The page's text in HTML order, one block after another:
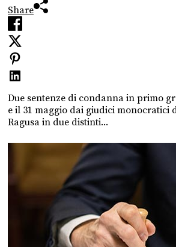
Share
Due sentenze di condanna in primo
e il 31 maggio dai giudici monocratici
Ragusa in due distinti...